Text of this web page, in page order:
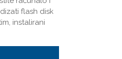
flash disk
instalirani